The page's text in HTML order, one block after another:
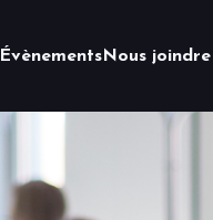
Évènements Nous joindre